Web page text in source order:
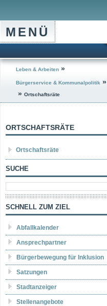
MENÜ
Leben & Arbeiten »
Bürgerservice & Kommunalpolitik »
» Ortschaftsräte
ORTSCHAFTSRÄTE
Ortschaftsräte
SUCHE
SCHNELL ZUM ZIEL
Abfallkalender
Ansprechpartner
Bürgerbewegung für Inklusion
Satzungen
Stadtanzeiger
Stellenangebote